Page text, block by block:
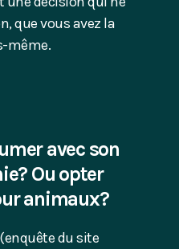
que vous avez la
même.
avec son
Ou opter
animaux?
du site